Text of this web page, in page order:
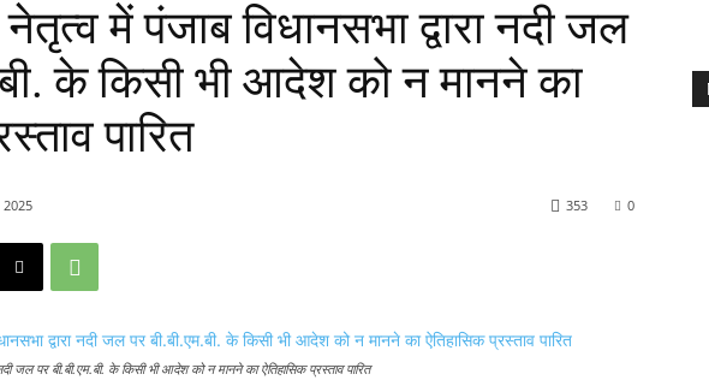
में पंजाब विधानसभा द्वारा नदी जल
के किसी भी आदेश को न मानने का
पारित
2025 0
353
जल पर बी.बी.एम.बी. के किसी भी आदेश को न मानने का ऐतिहासिक प्रस्ताव पारित